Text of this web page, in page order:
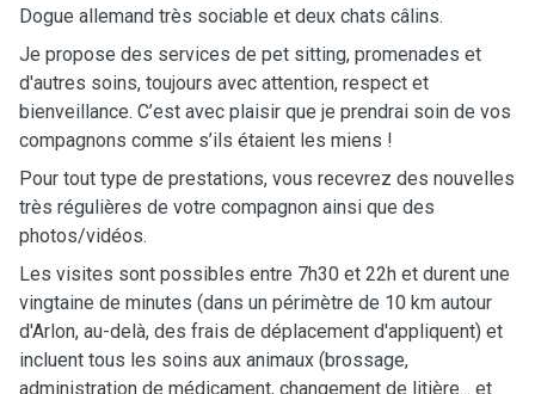
Dogue allemand très sociable et deux chats câlins.
Je propose des services de pet sitting, promenades et
d'autres soins, toujours avec attention, respect et
bienveillance. C’est avec plaisir que je prendrai soin de vos
compagnons comme s’ils étaient les miens !
Pour tout type de prestations, vous recevrez des nouvelles
très régulières de votre compagnon ainsi que des
photos/vidéos.
Les visites sont possibles entre 7h30 et 22h et durent une
vingtaine de minutes (dans un périmètre de 10 km autour
d'Arlon, au-delà, des frais de déplacement d'appliquent) et
incluent tous les soins aux animaux (brossage,
administration de médicament, changement de litière... et